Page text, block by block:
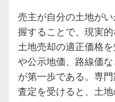
売主が自分の土地が
握することで、現実的
土地売却の適正価格
や公示地価、路線価
が第一歩である。専
査定を受けると、土